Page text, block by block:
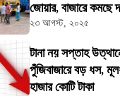
জোয়ার, বাজারে কমছে
২৩ আগস্ট, ২০২৫
টানা নয় সপ্তাহ
পুঁজিবাজারে বড় ধস,
হাজার কোটি টাকা